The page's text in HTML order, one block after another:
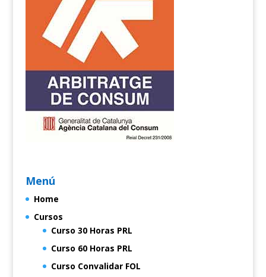
Menú
Home
Cursos
Curso 30 Horas PRL
Curso 60 Horas PRL
Curso Convalidar FOL